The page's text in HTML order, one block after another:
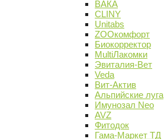
ВАКА
CLINY
Unitabs
ZOOкомфорт
Биокорректор
MultiЛакомки
Эвиталия-Вет
Veda
Вит-Актив
Альпийские луга
Имунозал Neo
AVZ
Фитодок
Гама-Маркет ТД